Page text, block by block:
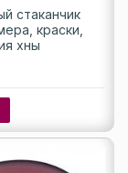
стаканчик
краски,
хны